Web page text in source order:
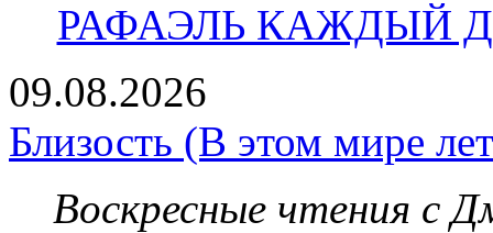
РАФАЭЛЬ КАЖДЫЙ
09.08.2026
Близость (В этом мире
Воскресные чтения с